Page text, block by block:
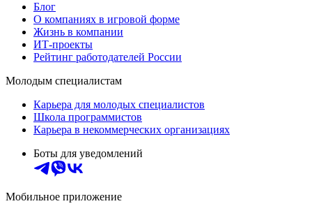
Блог
О компаниях в игровой форме
Жизнь в компании
ИТ-проекты
Рейтинг работодателей России
Молодым специалистам
Карьера для молодых специалистов
Школа программистов
Карьера в некоммерческих организациях
Боты для уведомлений
Мобильное приложение